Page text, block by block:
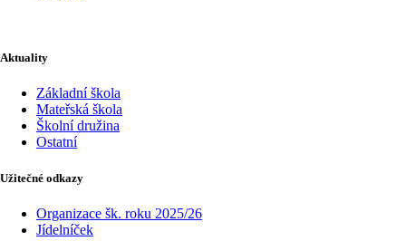
Aktuality
Základní škola
Mateřská škola
Školní družina
Ostatní
Užitečné odkazy
Organizace šk. roku 2025/26
Jídelníček